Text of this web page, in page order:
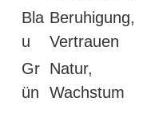
Bla
u
Beruhigung,
Vertrauen
Gr
ün
Natur,
Wachstum